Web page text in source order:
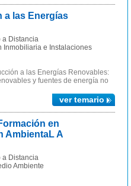
a las Energías
a Distancia
Inmobiliaria e Instalaciones
a las Energías Renovables:
y fuentes de energía no
ver temario
en
AmbientaL A
a Distancia
Ambiente